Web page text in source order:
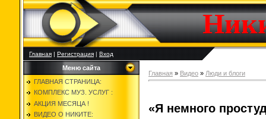
Главная|Регистрация|Вход
Меню сайта
ГЛАВНАЯ СТРАНИЦА:
КОМПЛЕКС МУЗ. УСЛУГ :
АКЦИЯ МЕСЯЦА !
ВИДЕО О НИКИТЕ:
Главная » Видео » Люди и блоги
«Я немного